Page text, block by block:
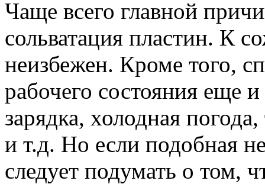
Чаще всего главной
сольватация пластин. К
неизбежен. Кроме того,
рабочего состояния еще
зарядка, холодная
и т.д. Но если подобная
следует подумать о том,